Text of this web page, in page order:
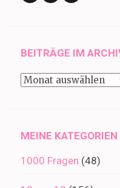
BEITRÄGE IM
Beiträge
MEINE KATEGORIEN
1000 Fragen (48)